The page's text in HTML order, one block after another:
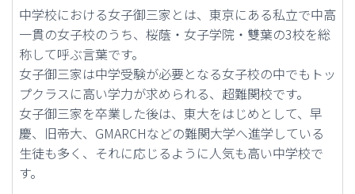
中学校における女子御三家とは、東京にある私立で中高
一貫の女子校のうち、桜蔭・女子学院・雙葉の3校を総
称して呼ぶ言葉です。
女子御三家は中学受験が必要となる女子校の中でもトッ
プクラスに高い学力が求められる、超難関校です。
女子御三家を卒業した後は、東大をはじめとして、早
慶、旧帝大、GMARCHなどの難関大学へ進学している
生徒も多く、それに応じるように人気も高い中学校で
す。